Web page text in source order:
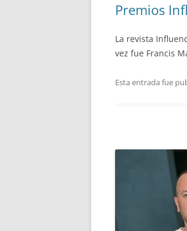
Premios
La revista
vez fue Francis
Esta entrada fue